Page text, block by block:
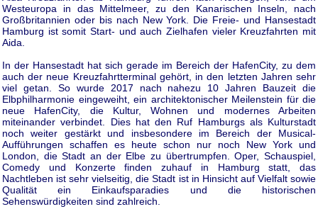
Westeuropa in das Mittelmeer, zu den Kanarischen Inseln, nach
Großbritannien oder bis nach New York. Die Freie- und Hansestadt
Hamburg ist somit Start- und auch Zielhafen vieler Kreuzfahrten mit
Aida.
In der Hansestadt hat sich gerade im Bereich der HafenCity, zu dem
auch der neue Kreuzfahrtterminal gehört, in den letzten Jahren sehr
viel getan. So wurde 2017 nach nahezu 10 Jahren Bauzeit die
Elbphilharmonie eingeweiht, ein architektonischer Meilenstein für die
neue HafenCity, die Kultur, Wohnen und modernes Arbeiten
miteinander verbindet. Dies hat den Ruf Hamburgs als Kulturstadt
noch weiter gestärkt und insbesondere im Bereich der Musical-
Aufführungen schaffen es heute schon nur noch New York und
London, die Stadt an der Elbe zu übertrumpfen. Oper, Schauspiel,
Comedy und Konzerte finden zuhauf in Hamburg statt, das
Nachtleben ist sehr vielseitig, die Stadt ist in Hinsicht auf Vielfalt sowie
Qualität ein Einkaufsparadies und die historischen
Sehenswürdigkeiten sind zahlreich.